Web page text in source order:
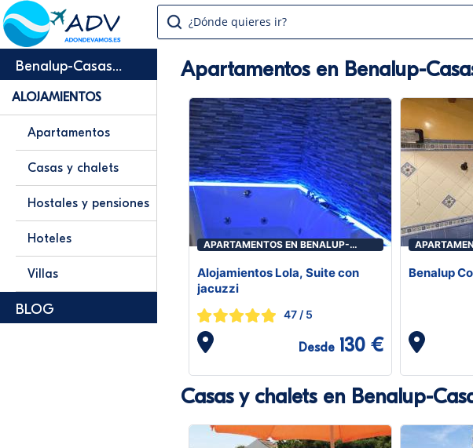
¿Dónde quieres ir?
Benalup-Casas
ALOJAMIENTOS
Apartamentos
Casas y chalets
Hostales y pensiones
Hoteles
Villas
BLOG
Apartamentos en Benalup-
APARTAMENTOS EN BENALUP-
Alojamientos Lola, Suite con
jacuzzi
47 / 5
Desde 130 €
Benalup
Casas y chalets en Benalup-